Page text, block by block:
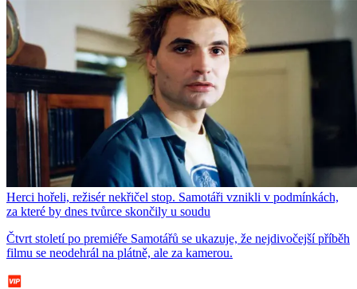
Herci hořeli, režisér nekřičel stop. Samotáři vznikli v podmínkách,
za které by dnes tvůrce skončily u soudu
Čtvrt století po premiéře Samotářů se ukazuje, že nejdivočejší příběh
filmu se neodehrál na plátně, ale za kamerou.